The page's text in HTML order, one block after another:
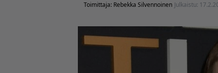
Toimittaja: Rebekka Silvennoinen Julkaistu: